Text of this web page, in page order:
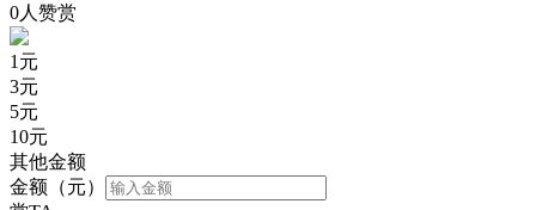
0人赞赏
1 元
3元
5元
10元
其他金额
金额（元）